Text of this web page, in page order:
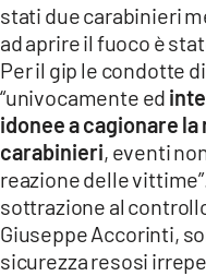
stati due carabinieri
ad aprire il fuoco è
Per il gip le condotte
“univocamente ed
idonee a cagionare
carabinieri, eventi
reazione delle
sottrazione al
Giuseppe Accorinti,
sicurezza resosi